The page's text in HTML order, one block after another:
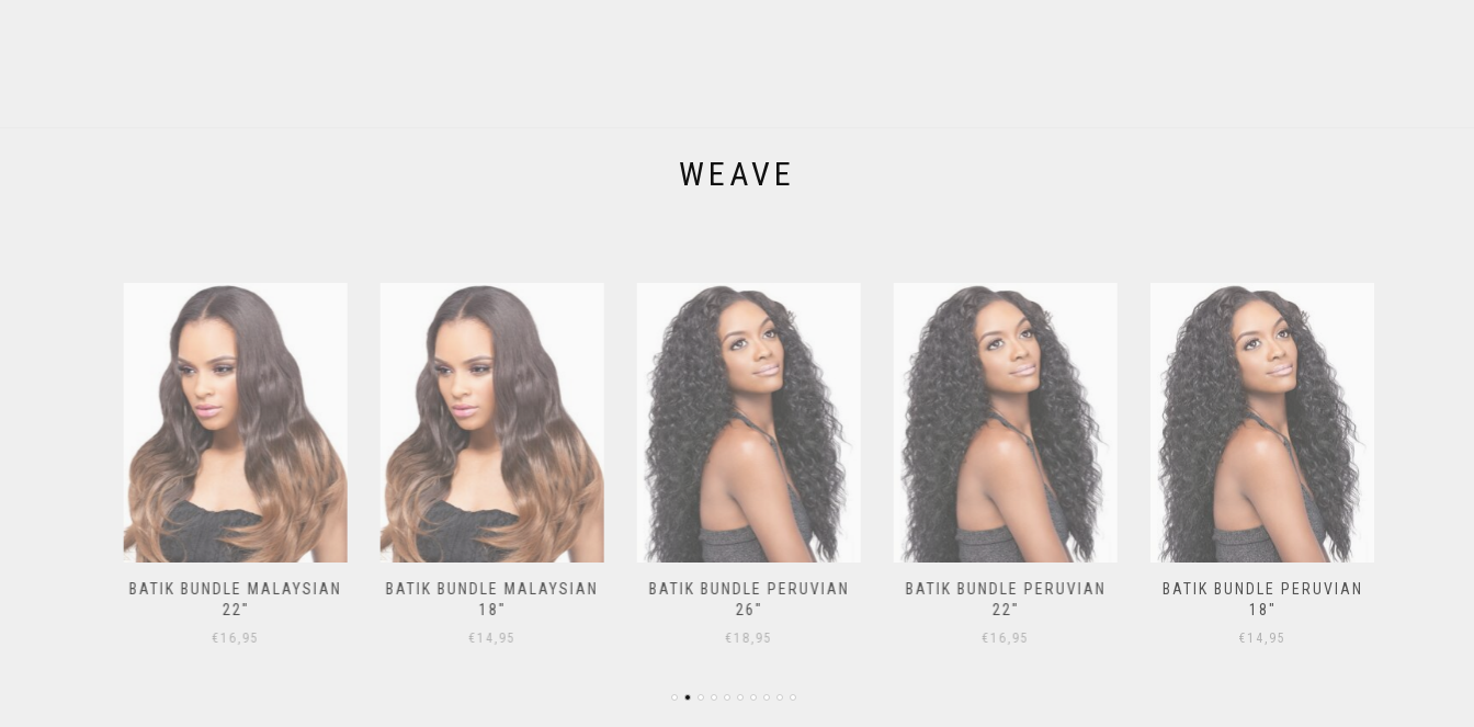
WEAVE
BATIK BUNDLE MALAYSIAN
22″
16,95
BATIK BUNDLE MALAYSIAN
18″
14,95
BATIK BUNDLE PERUVIAN
26″
18,95
BATIK BUNDLE PERUVIAN
22″
16,95
BATIK BUNDLE PERUVIAN
18″
14,95